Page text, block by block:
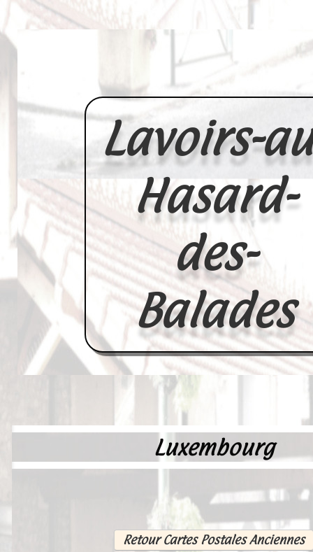
Lavoirs-
Hasard-
des-
Balades
Videos--Lavoirs
Luxembourg
Retour Cartes Postales Anciennes